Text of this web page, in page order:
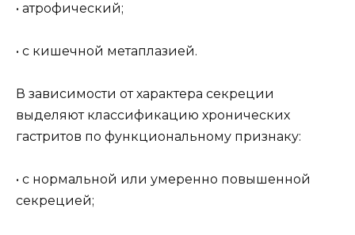
• атрофический;
• с кишечной метаплазией.
В зависимости от характера секреции
выделяют классификацию хронических
гастритов по функциональному признаку:
• с нормальной или умеренно повышенной
секрецией;